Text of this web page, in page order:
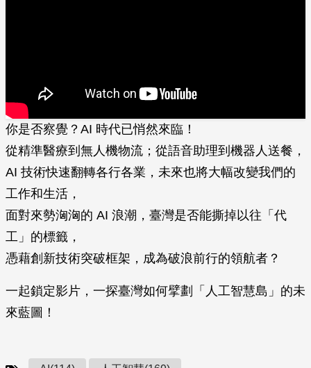
你是否察覺？AI 時代已悄然來臨！
從精準醫療到無人機物流；從語音助理到機器人送餐，
AI 技術快速翻轉各行各業，未來也將大幅改變我們的
工作和生活，
面對來勢洶洶的 AI 浪潮，臺灣是否能撕掉以往「代
工」的標籤，
憑藉創新技術突破框架，成為破浪前行的領航者？
一起鎖定影片，一探臺灣如何擘劃「人工智慧島」的未
來藍圖！